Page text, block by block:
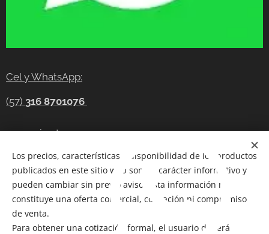
Cel y WhatsApp:
(57) 316 8701076
gerencia@tecnocompras.com.co
Cel y WhatsApp:(57)316 8701076
Cel: (57) 300 8686914
Telegram:
Los precios, características y disponibilidad de los productos
publicados en este sitio web son de carácter informativo y
pueden cambiar sin previo aviso. Esta información no
constituye una oferta comercial, cotización ni compromiso
de venta.
Para obtener una cotización formal, el usuario deberá